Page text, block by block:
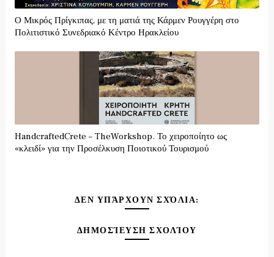
Ο Μικρός Πρίγκιπας, με τη ματιά της Κάρμεν Ρουγγέρη στο
Πολιτιστικό Συνεδριακό Κέντρο Ηρακλείου
HandcraftedCrete – TheWorkshop. Το χειροποίητο ως
«κλειδί» για την Προσέλκυση Ποιοτικού Τουρισμού
ΔΕΝ ΥΠΆΡΧΟΥΝ ΣΧΌΛΙΑ:
ΔΗΜΟΣΊΕΥΣΗ ΣΧΟΛΊΟΥ